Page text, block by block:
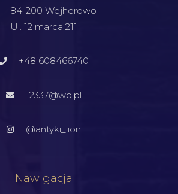
84-200 Wejherowo
Ul. 12 marca 211
+48 608466740
12337@wp.pl
@antyki_lion
Nawigacja